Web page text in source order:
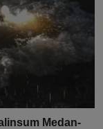
Medan-